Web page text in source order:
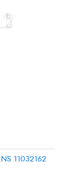
11032162